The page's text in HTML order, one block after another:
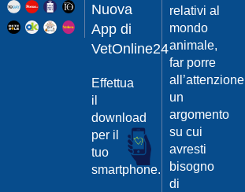
Nuova
App di
VetOnline24
Effettua
il
download
per il
tuo
smartphone.
relativi al
mondo
animale,
far porre
all’attenzione
un
argomento
su cui
avresti
bisogno
di